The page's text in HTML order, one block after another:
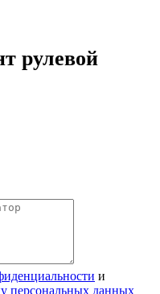
рулевой
и
персональных данных